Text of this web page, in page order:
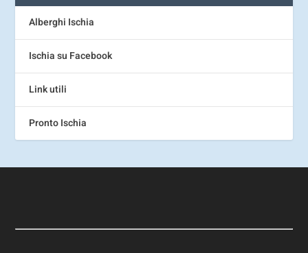
Alberghi Ischia
Ischia su Facebook
Link utili
Pronto Ischia